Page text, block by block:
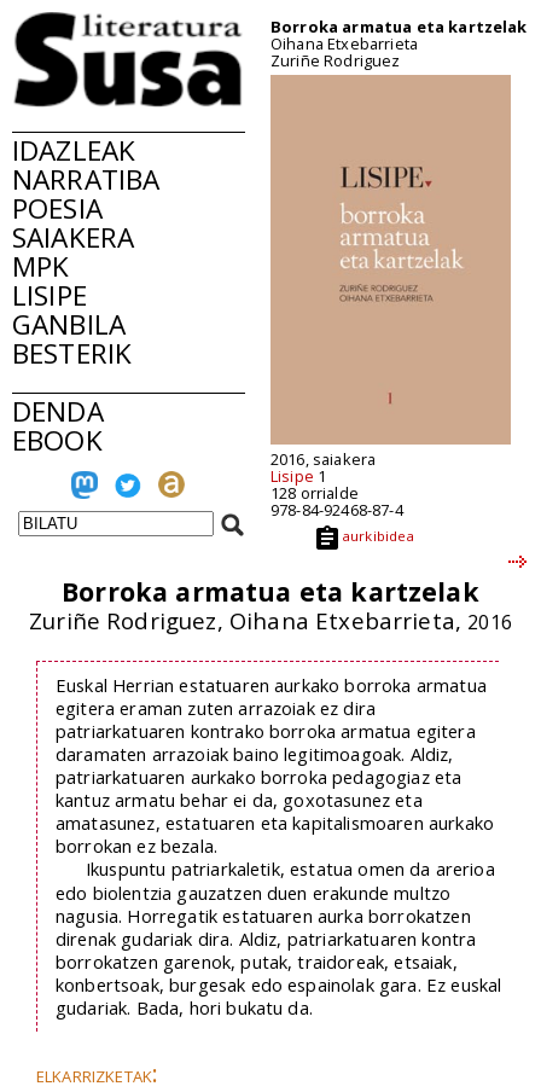
IDAZLEAK
NARRATIBA
POESIA
SAIAKERA
MPK
LISIPE
GANBILA
BESTERIK
DENDA
EBOOK
Borroka armatua eta kartzelak
Oihana Etxebarrieta
Zuriñe Rodriguez
2016, saiakera
Lisipe 1
128 orrialde
978-84-92468-87-4
aurkibidea
Borroka armatua eta kartzelak
Zuriñe Rodriguez, Oihana Etxebarrieta, 2016
Euskal Herrian estatuaren aurkako borroka armatua
egitera eraman zuten arrazoiak ez dira
patriarkatuaren kontrako borroka armatua egitera
daramaten arrazoiak baino legitimoagoak. Aldiz,
patriarkatuaren aurkako borroka pedagogiaz eta
kantuz armatu behar ei da, goxotasunez eta
amatasunez, estatuaren eta kapitalismoaren aurkako
borrokan ez bezala.
Ikuspuntu patriarkaletik, estatua omen da arerioa
edo biolentzia gauzatzen duen erakunde multzo
nagusia. Horregatik estatuaren aurka borrokatzen
direnak gudariak dira. Aldiz, patriarkatuaren kontra
borrokatzen garenok, putak, traidoreak, etsaiak,
konbertsoak, burgesak edo espainolak gara. Ez euskal
gudariak. Bada, hori bukatu da.
elkarrizketak: